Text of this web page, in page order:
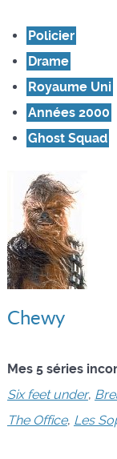
Policier
Drame
Royaume Uni
Années 2000
Ghost Squad
Chewy
Mes 5 séries
Six feet under,
The Office, Les